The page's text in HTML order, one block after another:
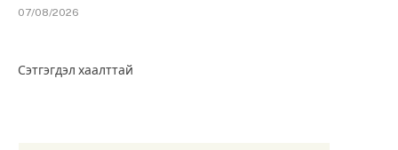
07/08/2026
Сэтгэгдэл хаалттай